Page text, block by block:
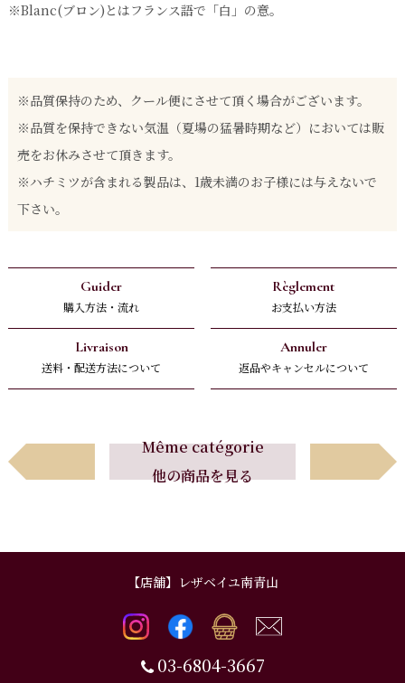
※Blanc(ブロン)とはフランス語で「白」の意。
※品質保持のため、クール便にさせて頂く場合がございます。
※品質を保持できない気温（夏場の猛暑時期など）においては販
売をお休みさせて頂きます。
※ハチミツが含まれる製品は、1歳未満のお子様には与えないで
下さい。
Guider
購入方法・流れ
Règlement
お支払い方法
Livraison
送料・配送方法について
Annuler
返品やキャンセルについて
Même catégorie
他の商品を見る
【店舗】レザベイユ南青山
03-6804-3667